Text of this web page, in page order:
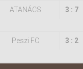
ATANÁCS 3 : 7
Peszi FC 3 : 2